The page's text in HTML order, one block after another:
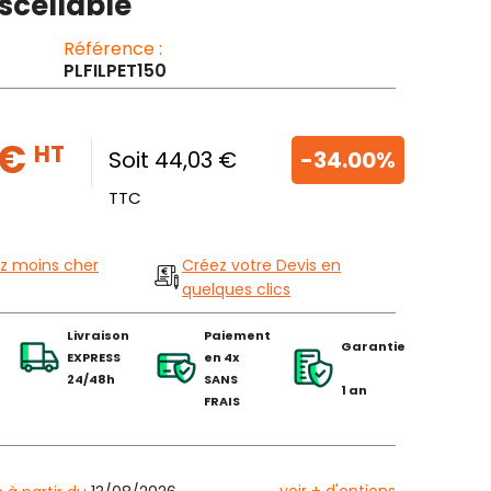
Référence :
PLFILPET150
HT Soit 44,03 €
TTC
-34.00%
moins cher
Créez votre Devis en
quelques clics
Livraison
EXPRESS
24/48h
Paiement
en 4x
SANS
FRAIS
Garantie
1 an